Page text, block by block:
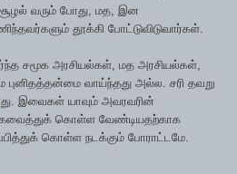
வரும் போது, மத, இன
தூக்கி போட்டுவிடுவார்கள்.
சமூக அரசியல்கள், மத அரசியல்கள்,
வாய்ந்தது அல்ல. சரி தவறு
இவைகள் யாவும் அவரவரின்
கொள்ள வேண்டியதற்காக
கொள்ள நடக்கும் போராட்டமே.